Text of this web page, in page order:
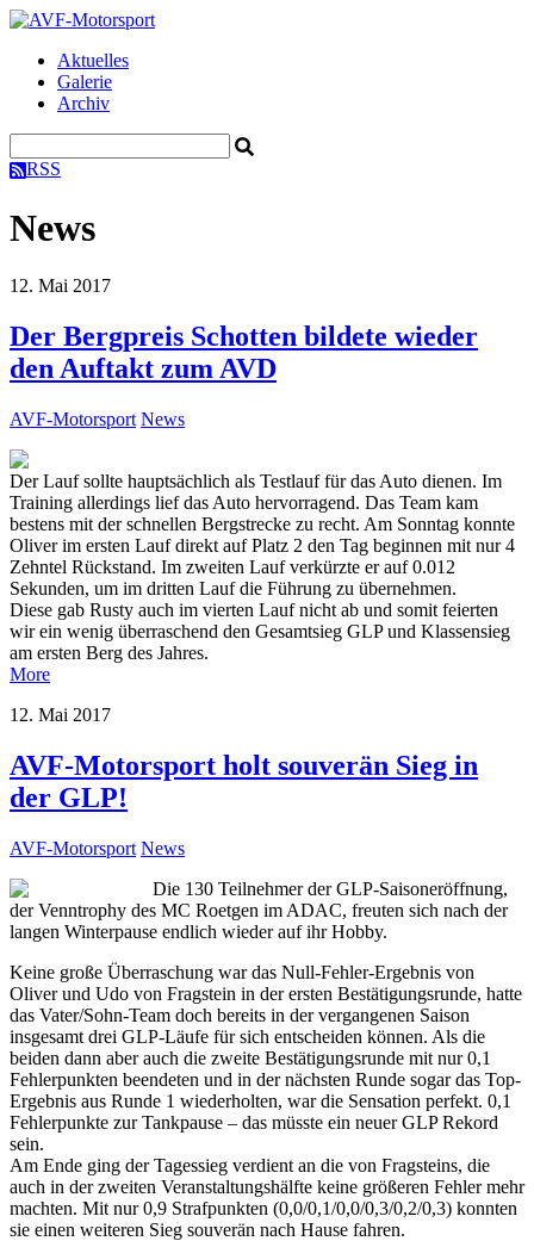
Aktuelles
Galerie
Archiv
RSS
News
12. Mai 2017
Der Bergpreis Schotten bildete wieder
den Auftakt zum AVD
AVF-Motorsport News
Der Lauf sollte hauptsächlich als Testlauf für das Auto dienen. Im
Training allerdings lief das Auto hervorragend. Das Team kam
bestens mit der schnellen Bergstrecke zu recht. Am Sonntag konnte
Oliver im ersten Lauf direkt auf Platz 2 den Tag beginnen mit nur 4
Zehntel Rückstand. Im zweiten Lauf verkürzte er auf 0.012
Sekunden, um im dritten Lauf die Führung zu übernehmen.
Diese gab Rusty auch im vierten Lauf nicht ab und somit feierten
wir ein wenig überraschend den Gesamtsieg GLP und Klassensieg
am ersten Berg des Jahres.
More
12. Mai 2017
AVF-Motorsport holt souverän Sieg in
der GLP!
AVF-Motorsport News
Die 130 Teilnehmer der GLP-Saisoneröffnung,
der Venntrophy des MC Roetgen im ADAC, freuten sich nach der
langen Winterpause endlich wieder auf ihr Hobby.
Keine große Überraschung war das Null-Fehler-Ergebnis von
Oliver und Udo von Fragstein in der ersten Bestätigungsrunde, hatte
das Vater/Sohn-Team doch bereits in der vergangenen Saison
insgesamt drei GLP-Läufe für sich entscheiden können. Als die
beiden dann aber auch die zweite Bestätigungsrunde mit nur 0,1
Fehlerpunkten beendeten und in der nächsten Runde sogar das Top-
Ergebnis aus Runde 1 wiederholten, war die Sensation perfekt. 0,1
Fehlerpunkte zur Tankpause – das müsste ein neuer GLP Rekord
sein.
Am Ende ging der Tagessieg verdient an die von Fragsteins, die
auch in der zweiten Veranstaltungshälfte keine größeren Fehler mehr
machten. Mit nur 0,9 Strafpunkten (0,0/0,1/0,0/0,3/0,2/0,3) konnten
sie einen weiteren Sieg souverän nach Hause fahren.